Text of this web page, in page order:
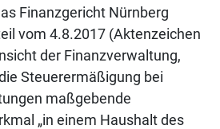
Finanzgericht Nürnberg
vom 4.8.2017 (Aktenzeichen
der Finanzverwaltung,
Steuerermäßigung bei
maßgebende
„in einem Haushalt des